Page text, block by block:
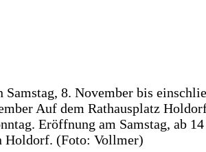
Samstag, 8. November bis
Auf dem Rathausplatz
Eröffnung am Samstag, ab
Holdorf. (Foto: Vollmer)